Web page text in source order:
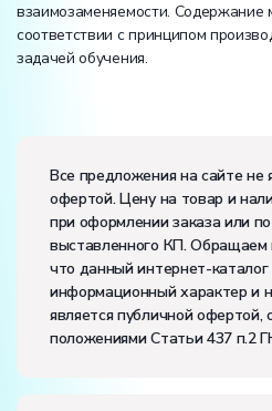
взаимозаменяемости. Содержание
соответствии с принципом
задачей обучения.
Размеры (Д x Ш x В):
Потребляемая мощность,
Электропитание:
напряжение, В:220
частота, Гц:50
Класс защиты от
Диапазон рабочих
Влажность, %:до 80
Все предложения на сайте не
офертой. Цену на товар и
при оформлении заказа или
выставленного КП. Обращаем
что данный интернет-
информационный характер и
является публичной офертой,
положениями Статьи 437 п.2